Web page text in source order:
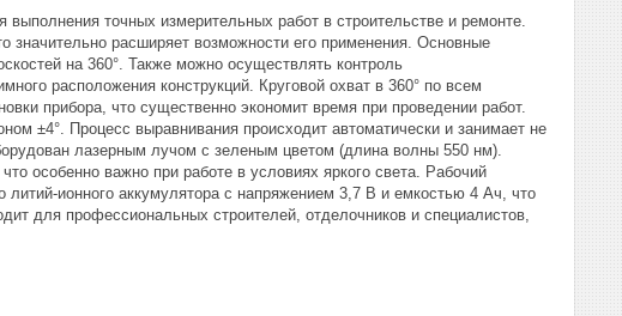
выполнения точных измерительных работ в строительстве и ремонте.
значительно расширяет возможности его применения. Основные
на 360°. Также можно осуществлять контроль
расположения конструкций. Круговой охват в 360° по всем
прибора, что существенно экономит время при проведении работ.
±4°. Процесс выравнивания происходит автоматически и занимает не
лазерным лучом с зеленым цветом (длина волны 550 нм).
особенно важно при работе в условиях яркого света. Рабочий
литий-ионного аккумулятора с напряжением 3,7 В и емкостью 4 Ач, что
для профессиональных строителей, отделочников и специалистов,